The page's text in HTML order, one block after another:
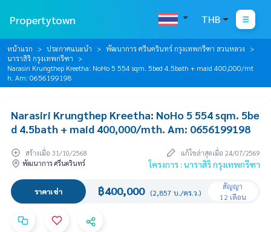
Propertytown THB
หน้าแรก ประกาศแนะนำ
พัฒนาการ ศรีนครินทร์ กรุงเทพกรีฑา สวนหลวง
นาราสิริ กรุงเทพกรีฑา
Narasiri Krungthep Kreetha: NoHo 5 554 sqm. 5bed 4.5bath + maid 400,000/mt
h. Am: 0656199198
Narasiri Krungthep Kreetha: NoHo 5 554 sqm. 5be
d 4.5bath + maid 400,000/mth. Am: 0656199198
สร้างเมื่อ 31/10/2568
แก้ไขล่าสุดเมื่อ 24/07/2569
พัฒนาการ ศรีนครินทร์
โครงการ : นาราสิริ กรุงเทพกรีฑา
ราคาเช่า ฿400,000 (2,857 บ./ตร.ว.)
สัญญา
12 เดือน